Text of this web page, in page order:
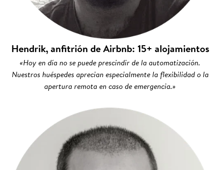
Hendrik, anfitrión de Airbnb: 15+ alojamientos
«Hoy en día no se puede prescindir de la automatización.
Nuestros huéspedes aprecian especialmente la flexibilidad o la
apertura remota en caso de emergencia.»